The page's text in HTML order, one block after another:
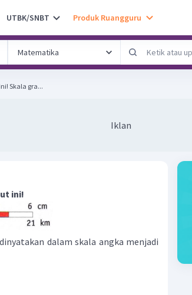
UTBK/SNBT Produk Ruangguru
Perhatikan skala grafis berikut ini! Skala gra...
Iklan
ini!
dalam skala angka menjadi